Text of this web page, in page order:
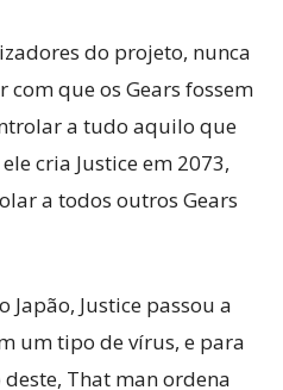
do projeto, nunca
com que os Gears fossem
a tudo aquilo que
cria Justice em 2073,
a todos outros Gears
Justice passou a
um tipo de vírus, e para
That man ordena